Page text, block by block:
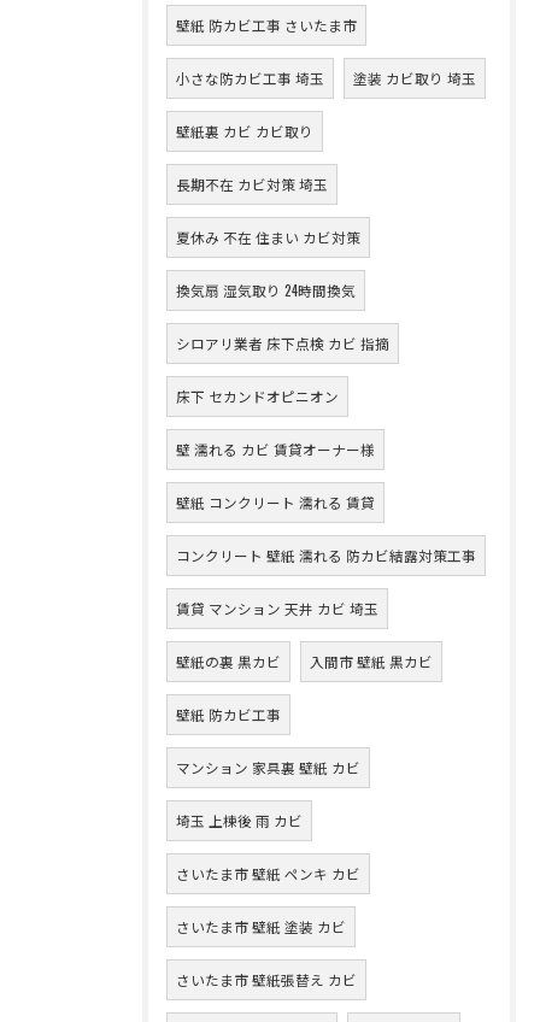
壁紙 防カビ工事 さいたま市
小さな防カビ工事 埼玉 塗装 カビ取り 埼玉
壁紙裏 カビ カビ取り
長期不在 カビ対策 埼玉
夏休み 不在 住まい カビ対策
換気扇 湿気取り 24時間換気
シロアリ業者 床下点検 カビ 指摘
床下 セカンドオピニオン
壁 濡れる カビ 賃貸オーナー様
壁紙 コンクリート 濡れる 賃貸
コンクリート 壁紙 濡れる 防カビ結露対策工事
賃貸 マンション 天井 カビ 埼玉
壁紙の裏 黒カビ 入間市 壁紙 黒カビ
壁紙 防カビ工事
マンション 家具裏 壁紙 カビ
埼玉 上棟後 雨 カビ
さいたま市 壁紙 ペンキ カビ
さいたま市 壁紙 塗装 カビ
さいたま市 壁紙張替え カビ